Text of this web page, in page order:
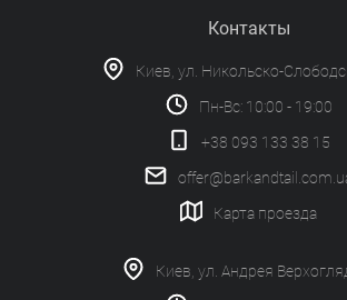
Контакты
Киев, ул. Никольско-
Пн-Вс: 10:00 - 19:00
+38 093 133 38 15
Карта проезда
Киев, ул. Андрея